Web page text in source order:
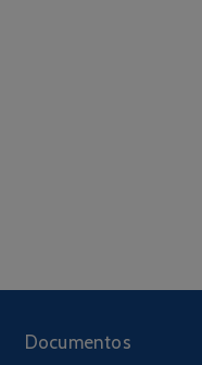
Documentos